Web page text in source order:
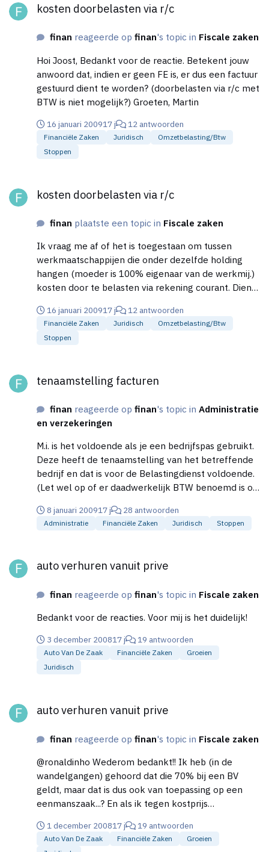
kosten doorbelasten via r/c
finan reageerde opfinan's topic in Fiscale zaken
Hoi Joost, Bedankt voor de reactie. Betekent jouw
anwoord dat, indien er geen FE is, er dus een factuur
gestuurd dient te worden? (doorbelasten via r/c met
BTW is niet mogelijk?) Groeten, Martin
16 januari 200917 j 12 antwoorden
Financiële Zaken Juridisch
Omzetbelasting/btw
Stoppen
kosten doorbelasten via r/c
finan plaatste een topic in Fiscale zaken
Ik vraag me af of het is toegestaan om tussen
werkmaatschappijen die onder dezelfde holding
hangen (moeder is 100% eigenaar van de werkmij.)
kosten door te belasten via rekening courant. Dient
BTW? Of moet het altijd via factuur (met of zonder
BTW)? Alvast bedankt voor de reactie. Groeten,
Martin
16 januari 200917 j 12 antwoorden
Financiële Zaken Juridisch
Omzetbelasting/btw
Stoppen
tenaamstelling facturen
finan reageerde opfinan's topic inAdministratie
en verzekeringen
M.i. is het voldoende als je een bedrijfspas gebruikt.
Deze heeft de tenaamstelling van het betreffende
bedrijf en dat is voor de Belastingdienst voldoende.
(Let wel op of er daadwerkelijk BTW benoemd is op
voorbelasting).
8 januari 200917 j 28 antwoorden
Administratie Financiële Zaken Juridisch Stoppen
auto verhuren vanuit prive
finan reageerde opfinan's topic in Fiscale zaken
Bedankt voor de reacties. Voor mij is het duidelijk!
3 december 200817 j 19 antwoorden
Auto Van De Zaak Financiële Zaken
Groeien
Juridisch
auto verhuren vanuit prive
finan reageerde opfinan's topic in Fiscale zaken
@ronaldinho Wederom bedankt!! Ik heb (in de
wandelgangen) gehoord dat die 70% bij een BV
geldt, maar dat is dus ook van toepassing op een
eenmanszaak...? En als ik tegen kostprijs
een auto verhuur aan mijn werkgever bestaat er dan
fiscaal geen probleem?
1 december 200817 j 19 antwoorden
Auto Van De Zaak Financiële Zaken
Groeien